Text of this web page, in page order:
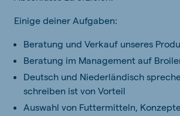
Einige deiner Aufgaben:
Beratung und Verkauf unseres
Beratung im Management auf
Deutsch und Niederländisch
schreiben ist von Vorteil
Auswahl von Futtermitteln,